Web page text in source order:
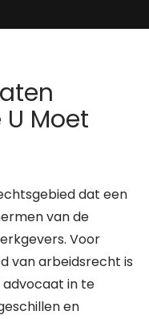
Moet
dat een
van de
Voor
van arbeidsrecht is
in te
en